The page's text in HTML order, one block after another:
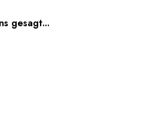
gesagt...